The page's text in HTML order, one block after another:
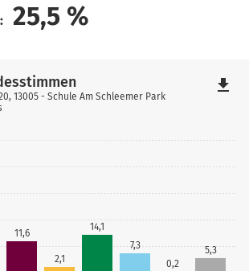
25,5 %
11,6
2,1
14,1
7,3
0,2
5,3
13005 - Schule Am Schleemer Park
file_download